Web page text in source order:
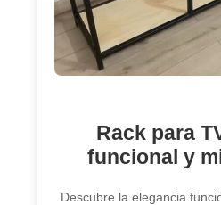
Rack para
funcional y
Descubre la elegancia